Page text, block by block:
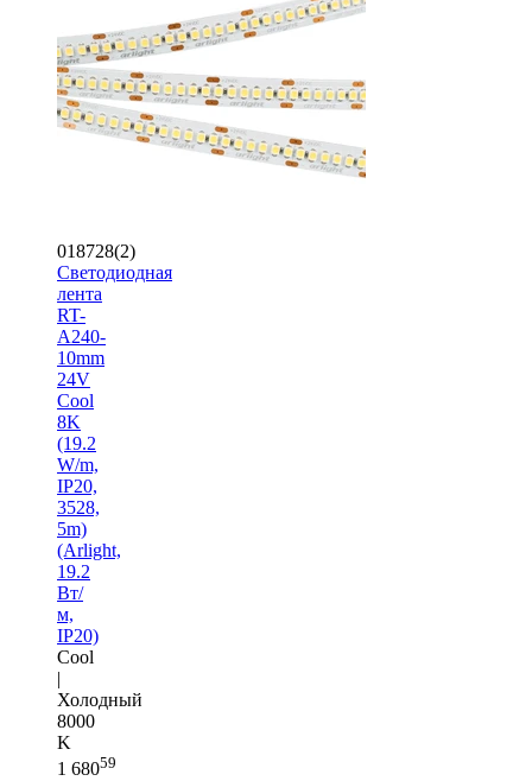
018728(2)
Светодиодная
лента
RT-
A240-
10mm
24V
Cool
8K
(19.2
W/m,
IP20,
3528,
5m)
(Arlight,
19.2
Вт/
м,
IP20)
Cool
|
Холодный
8000
K
1 68059